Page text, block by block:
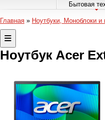
Бытовая
Главная » Ноутбуки, Моноблоки и
Ноутбук Acer